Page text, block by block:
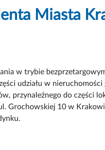
Miasta
w trybie
udziału w
przynależnego do części
Grochowskiej 10 w